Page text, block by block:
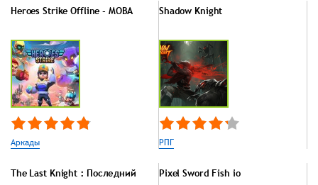
Heroes Strike Offline - MOBA
Аркады
Shadow Knight
РПГ
The Last Knight：Последний Pixel Sword Fish io